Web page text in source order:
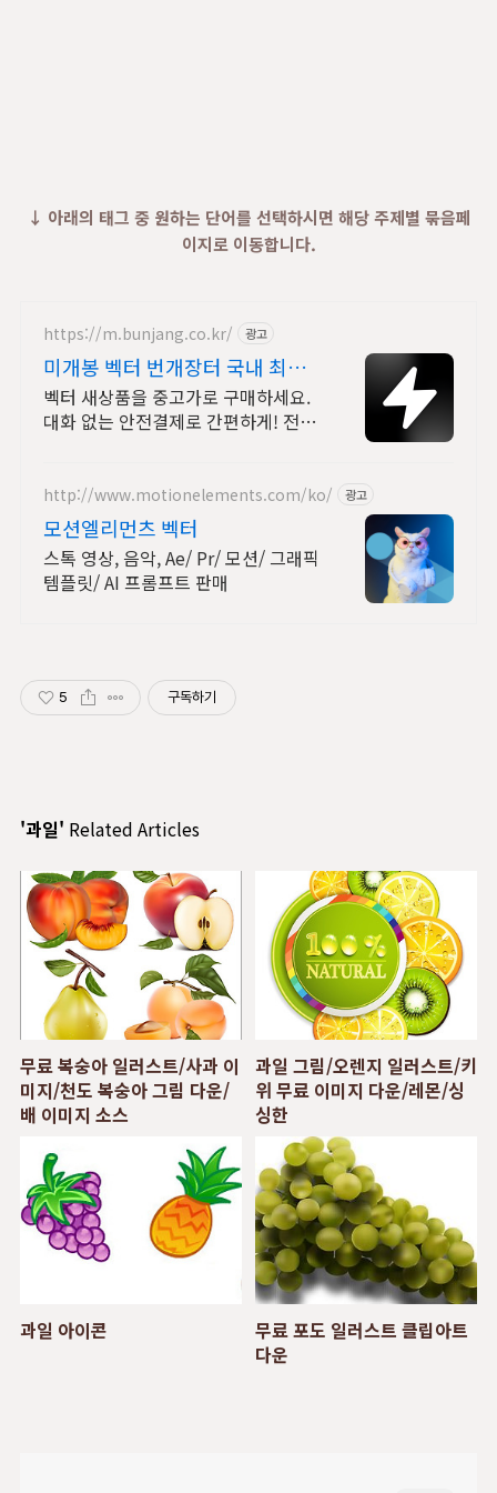
↓ 아래의 태그 중 원하는 단어를 선택하시면 해당 주제별 묶음페
이지로 이동합니다.
https://m.bunjang.co.kr/ 광고
미개봉 벡터 번개장터 국내 최대
브랜드 중고거래
벡터 새상품을 중고가로 구매하세요.
대화 없는 안전결제로 간편하게! 전국
드
http://www.motionelements.com/ko/ 광고
모션엘리먼츠 벡터
스톡 영상, 음악, Ae/ Pr/ 모션/ 그래픽
템플릿/ AI 프롬프트 판매
5 구독하기
'과일' Related Articles
무료 복숭아 일러스트/사과 이
미지/천도 복숭아 그림 다운/
배 이미지 소스
과일 그림/오렌지 일러스트/키
위 무료 이미지 다운/레몬/싱
싱한
과일 아이콘
무료 포도 일러스트 클립아트
다운